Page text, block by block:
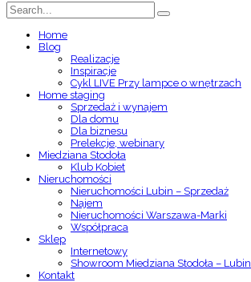
Home
Blog
Realizacje
Inspiracje
Cykl LIVE Przy lampce o wnętrzach
Home staging
Sprzedaż i wynajem
Dla domu
Dla biznesu
Prelekcje, webinary
Miedziana Stodoła
Klub Kobiet
Nieruchomości
Nieruchomości Lubin – Sprzedaż
Najem
Nieruchomości Warszawa-Marki
Współpraca
Sklep
Internetowy
Showroom Miedziana Stodoła – Lubin
Kontakt